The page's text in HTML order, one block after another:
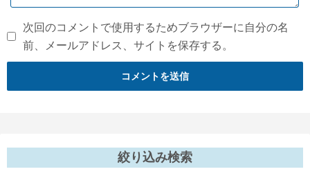
次回のコメントで使用するためブラウザーに自分の名
前、メールアドレス、サイトを保存する。
絞り込み検索